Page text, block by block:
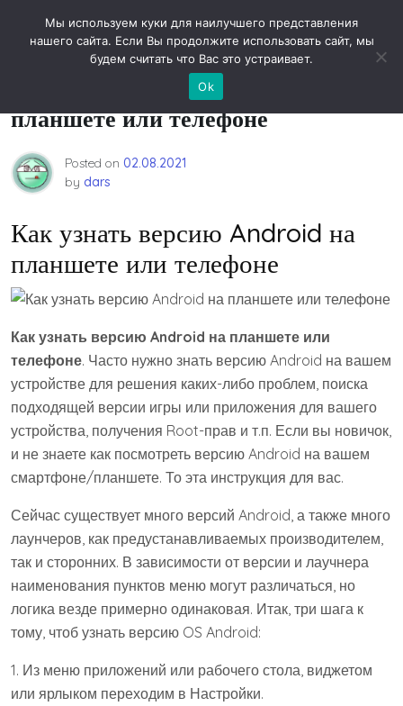
Новости технологий
Как узнать версию Android на
планшете или телефоне
Posted on 02.08.2021
by dars
Как узнать версию Android на
планшете или телефоне
Как узнать версию Android на планшете или
телефоне. Часто нужно знать версию Android на вашем
устройстве для решения каких-либо проблем, поиска
подходящей версии игры или приложения для вашего
устройства, получения Root-прав и т.п. Если вы новичок,
и не знаете как посмотреть версию Android на вашем
смартфоне/планшете. То эта инструкция для вас.
Сейчас существует много версий Android, а также много
лаунчеров, как предустанавливаемых производителем,
так и сторонних. В зависимости от версии и лаучнера
наименования пунктов меню могут различаться, но
логика везде примерно одинаковая. Итак, три шага к
тому, чтоб узнать версию OS Android:
1. Из меню приложений или рабочего стола, виджетом
или ярлыком переходим в Настройки.
Мы используем куки для наилучшего представления
нашего сайта. Если Вы продолжите использовать сайт, мы
будем считать что Вас это устраивает.
Ok